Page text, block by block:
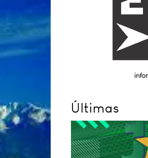
Últimas